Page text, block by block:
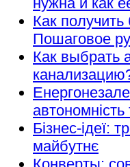
Как
Пошаговое
Как выбрать
Бізнес-ідеї:
майбутнє